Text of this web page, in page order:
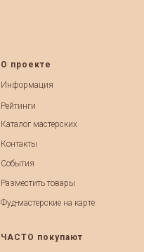
О проекте
Информация
Рейтинги
Каталог мастерских
Контакты
События
Разместить товары
Фуд-мастерские на карте
ЧАСТО покупают